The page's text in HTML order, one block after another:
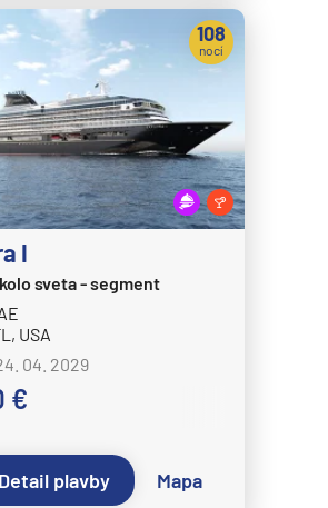
Journey
Olympia
I
sveta - segment
USA
04. 2029
€
108
nocí
Detail plavby Mapa